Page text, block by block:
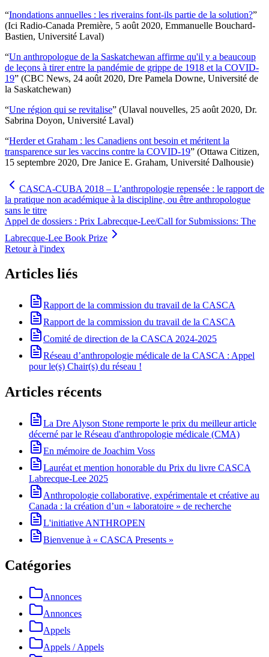
“Inondations annuelles : les riverains font-ils partie de la solution?”
(Ici Radio-Canada Première, 5 août 2020, Emmanuelle Bouchard-
Bastien, Université Laval)
“Un anthropologue de la Saskatchewan affirme qu'il y a beaucoup
de leçons à tirer entre la pandémie de grippe de 1918 et la COVID-
19” (CBC News, 24 août 2020, Dre Pamela Downe, Université de
la Saskatchewan)
“Une région qui se revitalise” (Ulaval nouvelles, 25 août 2020, Dr.
Sabrina Doyon, Université Laval)
“Herder et Graham : les Canadiens ont besoin et méritent la
transparence sur les vaccins contre la COVID-19” (Ottawa Citizen,
15 septembre 2020, Dre Janice E. Graham, Université Dalhousie)
CASCA-CUBA 2018 – L’anthropologie repensée : le rapport de
la pratique non académique à la discipline, ou être anthropologue
sans le titre
Appel de dossiers : Prix Labrecque-Lee/Call for Submissions: The
Labrecque-Lee Book Prize
Retour à l'index
Articles liés
Rapport de la commission du travail de la CASCA
Rapport de la commission du travail de la CASCA
Comité de direction de la CASCA 2024-2025
Réseau d’anthropologie médicale de la CASCA : Appel
pour le(s) Chair(s) du réseau !
Articles récents
La Dre Alyson Stone remporte le prix du meilleur article
décerné par le Réseau d'anthropologie médicale (CMA)
En mémoire de Joachim Voss
Lauréat et mention honorable du Prix du livre CASCA
Labrecque-Lee 2025
Anthropologie collaborative, expérimentale et créative au
Canada : la création d’un « laboratoire » de recherche
L'initiative ANTHROPEN
Bienvenue à « CASCA Presents »
Catégories
Annonces
Annonces
Appels
Appels / Appels